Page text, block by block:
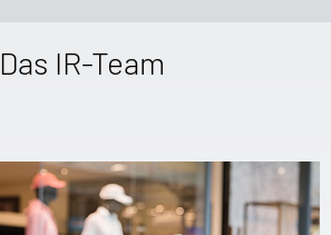
Das IR-Team